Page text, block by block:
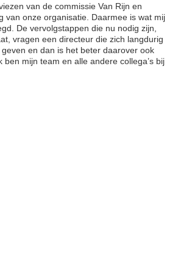
van de commissie Van Rijn en
van onze organisatie. Daarmee is wat mij
De vervolgstappen die nu nodig zijn,
vragen een directeur die zich langdurig
en dan is het beter daarover ook
mijn team en alle andere collega’s bij